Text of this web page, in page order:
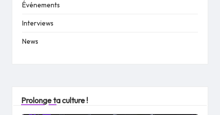
Événements
Interviews
News
Prolonge ta culture !